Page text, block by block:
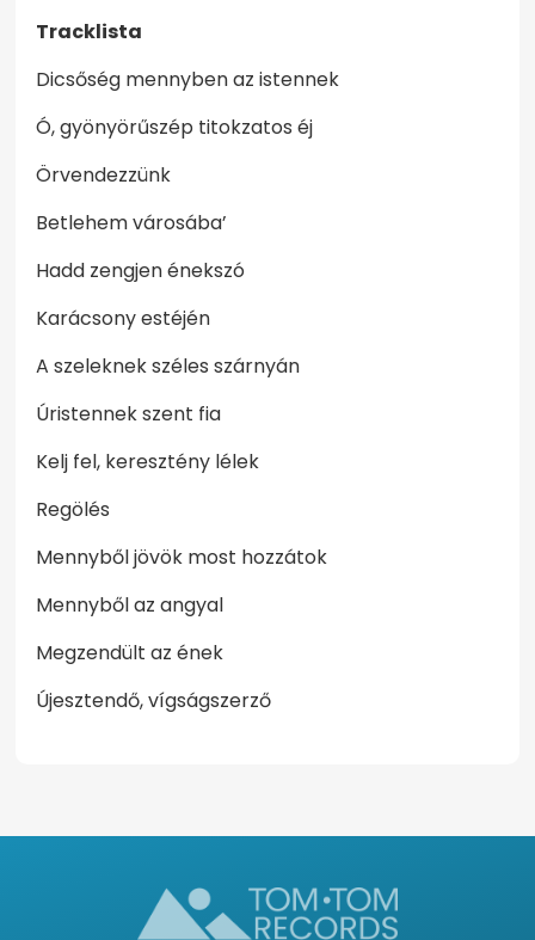
Tracklista
Dicsőség mennyben az istennek
Ó, gyönyörűszép titokzatos éj
Örvendezzünk
Betlehem városába’
Hadd zengjen énekszó
Karácsony estéjén
A szeleknek széles szárnyán
Úristennek szent fia
Kelj fel, keresztény lélek
Regölés
Mennyből jövök most hozzátok
Mennyből az angyal
Megzendült az ének
Újesztendő, vígságszerző